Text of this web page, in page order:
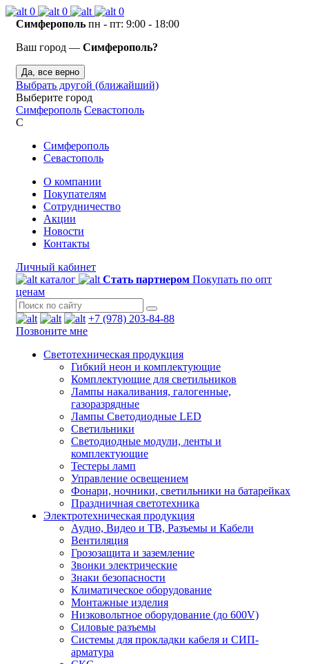
0 0
0
Симферополь пн - пт: 9:00 - 18:00
Ваш город — Симферополь?
Да, все верно
Выбрать другой (ближайший)
Выберите город
Симферополь Севастополь
С
Симферополь
Севастополь
О компании
Покупателям
Сотрудничество
Акции
Новости
Контакты
Личный кабинет
каталог
Стать партнером Покупать по опт
ценам
+7 (978) 203-84-88
Позвоните мне
Светотехническая продукция
Гибкий неон и комплектующие
Комплектующие для светильников
Лампы накаливания, галогенные,
газоразрядные
Лампы Светодиодные LED
Светильники
Светодиодные модули, ленты и
комплектующие
Тестеры ламп
Управление освещением
Фонари, ночники, светильники на батарейках
Праздничная светотехника
Электротехническая продукция
Аудио, Видео и ТВ, Разъемы и Кабели
Вентиляция
Грозозащита и заземление
Звонки электрические
Знаки безопасности
Климатическое оборудование
Монтажные изделия
Низковольтное оборудование (до 600V)
Силовые разъемы
Системы для прокладки кабеля и СИП-
арматура